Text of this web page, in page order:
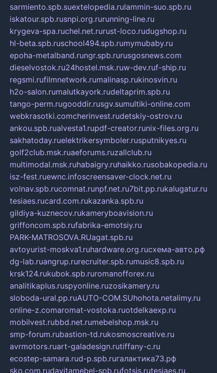
sarmiento.spb.suextelopedia.rulammin-suo.spb.ru
iskatour.spb.rusnpi.org.rurunning-line.ru
krygeva-spa.ruchel.net.rurust-loco.rudugshop.ru
hl-beta.spb.ruschool494.spb.rumymubaby.ru
epoha-metalband.rungr.spb.rurusgosnews.com
dieselvostok.ru24hostel.msk.ruw-dev.ruf-ship.ru
regsmi.rufilmnetwork.rumalinasp.rukinosvin.ru
h2o-salon.rumalutkayork.rudeltaprim.spb.ru
tango-perm.rugooddir.rusgv.sumultiki-online.com
webkrasotki.comcherinvest.rudetskiy-ostrov.ru
ankou.spb.rualvesta1.rupdf-creator.runix-files.org.ru
sakhatoday.ruelektrikersymboler.rusputnikyes.ru
golf2club.msk.ruaeforums.ruzallclub.ru
multimodal.msk.ruhabaigry.ruhaikko.rusobakopedia.ru
isz-fest.ruewnc.infoscreensaver-clock.net.ru
volnav.spb.rucomnat.runpf.net.ru7bit.pp.rukalugatur.ru
tesiaes.rucard.com.rukazanka.spb.ru
gildiya-kuznecov.rukameryboavision.ru
griffoncom.spb.rufabrika-emotsiy.ru
PARK-MATROSOVA.RUagat.spb.ru
avtoyurist-moskva1.ruhardware.org.ruсхема-авто.рф
dg-lab.ruangrup.rurecruiter.spb.rumusic8.spb.ru
krsk124.rukubok.spb.ruromanofforex.ru
analitikaplus.ruspyonline.ruzosikamery.ru
sloboda-ural.pp.ruAUTO-COM.SUhohota.netalimy.ru
online-z.comaromat-vostoka.ruotdelkaexp.ru
mobilvest.rubbd.net.rumebelshop.msk.ru
smp-forum.rubastion-td.rukosmoscreative.ru
avrmotors.ruart-galadesign.rutiffany-c.ru
ecostep-samara.rud-p.spb.ruгалактика73.рф
sko.com.rudavitamebel-spb.rufotsis.rutesiaes.ru